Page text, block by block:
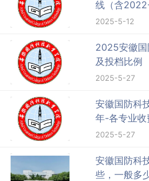
线（含
2025-5-12
2025安徽国
及投档比例
2025-5-27
安徽国防科
年-各专业收
2025-5-27
安徽国防科
些，一般多